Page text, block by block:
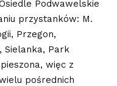
Podwawelskie
przystanków: M.
Przegon,
Sielanka, Park
więc z
pośrednich